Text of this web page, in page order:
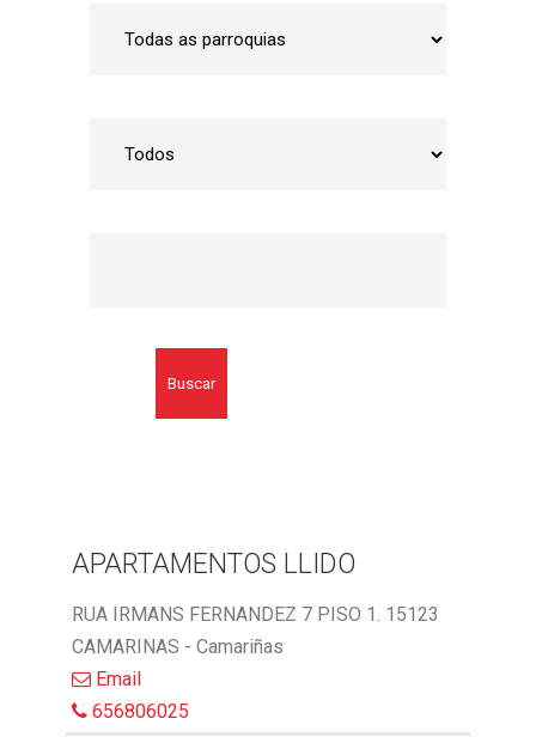
Buscar
APARTAMENTOS LLIDO
RUA IRMANS FERNANDEZ 7 PISO 1. 15123
CAMARINAS - Camariñas
Email
656806025